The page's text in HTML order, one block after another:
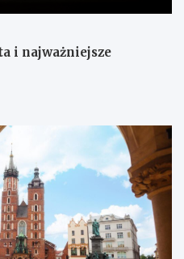
i najważniejsze